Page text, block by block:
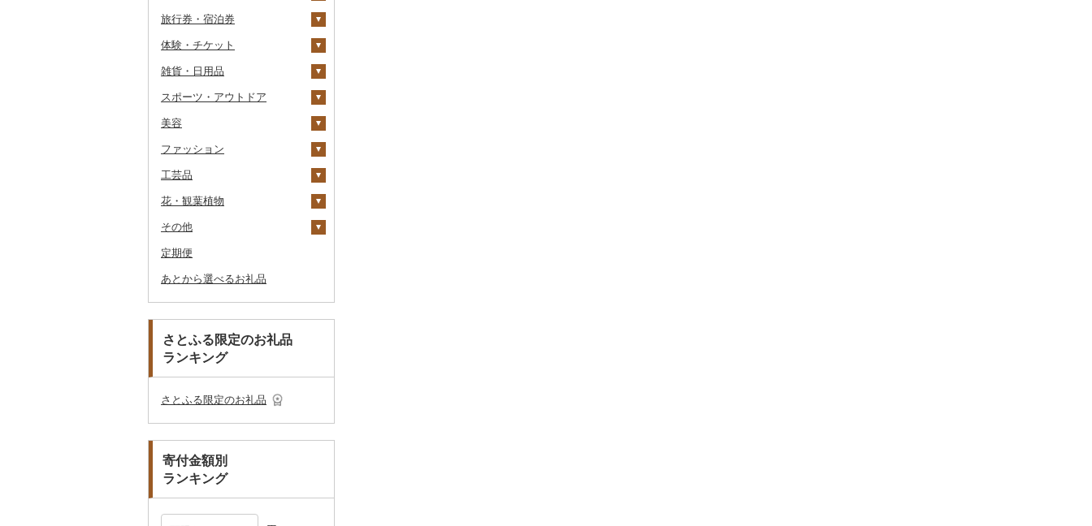
パスタ
ひやむぎ
そうめん
その他麺
シュウマイ
コロッケ
その他惣菜
カレー
シチュー
鍋
肉
魚
その他鍋
ピザ
レトルト
スープ
豆腐・納豆
豆腐
漬物
キムチ
その他漬物
缶詰・瓶詰
肉
魚
ジャム
その他缶詰・瓶詰
乾物
燻製（スモーク）
おせち
その他加工品
塩
醤油
味噌
酢
だし
食用油
オリーブオイル
ごま油
はちみつ
ドレッシング
その他調味料
ケチャップ
こしょう
その他調味料
季節・空調家電
キッチン家電
照明器具
パソコン・周辺機器
TV・オーディオ・カメラ
美容・健康家電
カー用品
時計
その他家電
旅行券・宿泊券
旅行券
JTBふるさと旅行クー
その他旅行券
宿泊券
体験・チケット
PayPay商品券
食事券
温泉・サウナ・スパ利用
券
GDOふるさとゴルフ
プレークーポン
その他のゴルフプレー
花火大会チケット
カタログギフト
雑貨・日用品
家具・インテリア
机・テーブル
その他家具・インテリ
寝具
布団
毛布
タオルケット
タオル
その他タオル
文房具・印鑑
ボールペン
ノート・ファイル
その他文房具
食器
グラス・カップ
箸
スプーン・フォーク・
ナイフ
皿・椀
その他食器
キッチン用品
フライパン
鍋
まな板
土鍋
日用品
洗剤
トイレットペーパー
ティッシュ
その他日用品
楽器・器材
本・CD・DVD
おもちゃ・ぬいぐるみ
ご当地キャラクター
ペット用品
その他雑貨
スポーツ・アウトドア
ゴルフ
ゴルフボール
ゴルフウェア
その他ゴルフ
釣り
サイクリング
アウトドア・キャンプ
その他スポーツ
その他スポーツ
美容
スキンケア
洗顔
その他スキンケア
シャンプー・リンス
石鹸・ボディーソープ
入浴剤
アロマ
プロテイン
その他美容
ファッション
鞄・バッグ
トートバッグ・ショル
ツケース
その他鞄・バッグ
洋服
女性・レディース
子供・ベビー
その他洋服
和服
靴・履物
靴・シューズ
スリッパ・下駄・草履
その他靴・履物
アクセサリー
ペンダント・ネックレ
ス
ピアス・イヤリング
その他アクセサリー
その他服飾小物
ショール・ストール
マフラー・手袋
工芸品
織物
本場奄美大島紬
陶器・漆器
唐津焼
備前焼
美濃焼
村上木彫堆朱
その他装飾品・工芸品
数珠
工芸品
播州そろばん
美濃和紙
花・観葉植物
観葉植物・苗木
花
胡蝶蘭
造花・プリザーブドフ
ラワー
その他花
盆栽・その他
その他
地域サービス
その他
定期便
あとから選べるお礼品
さとふる限定のお礼品
ランキング
さとふる限定のお礼品
寄付金額別
ランキング